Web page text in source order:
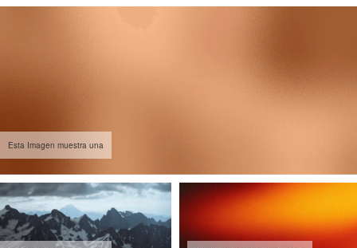
Esta Imagen muestra una